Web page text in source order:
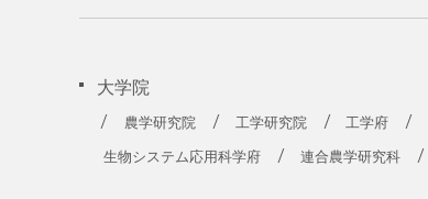
大学院
農学研究院 工学研究院 工学府
生物システム応用科学府 連合農学研究科